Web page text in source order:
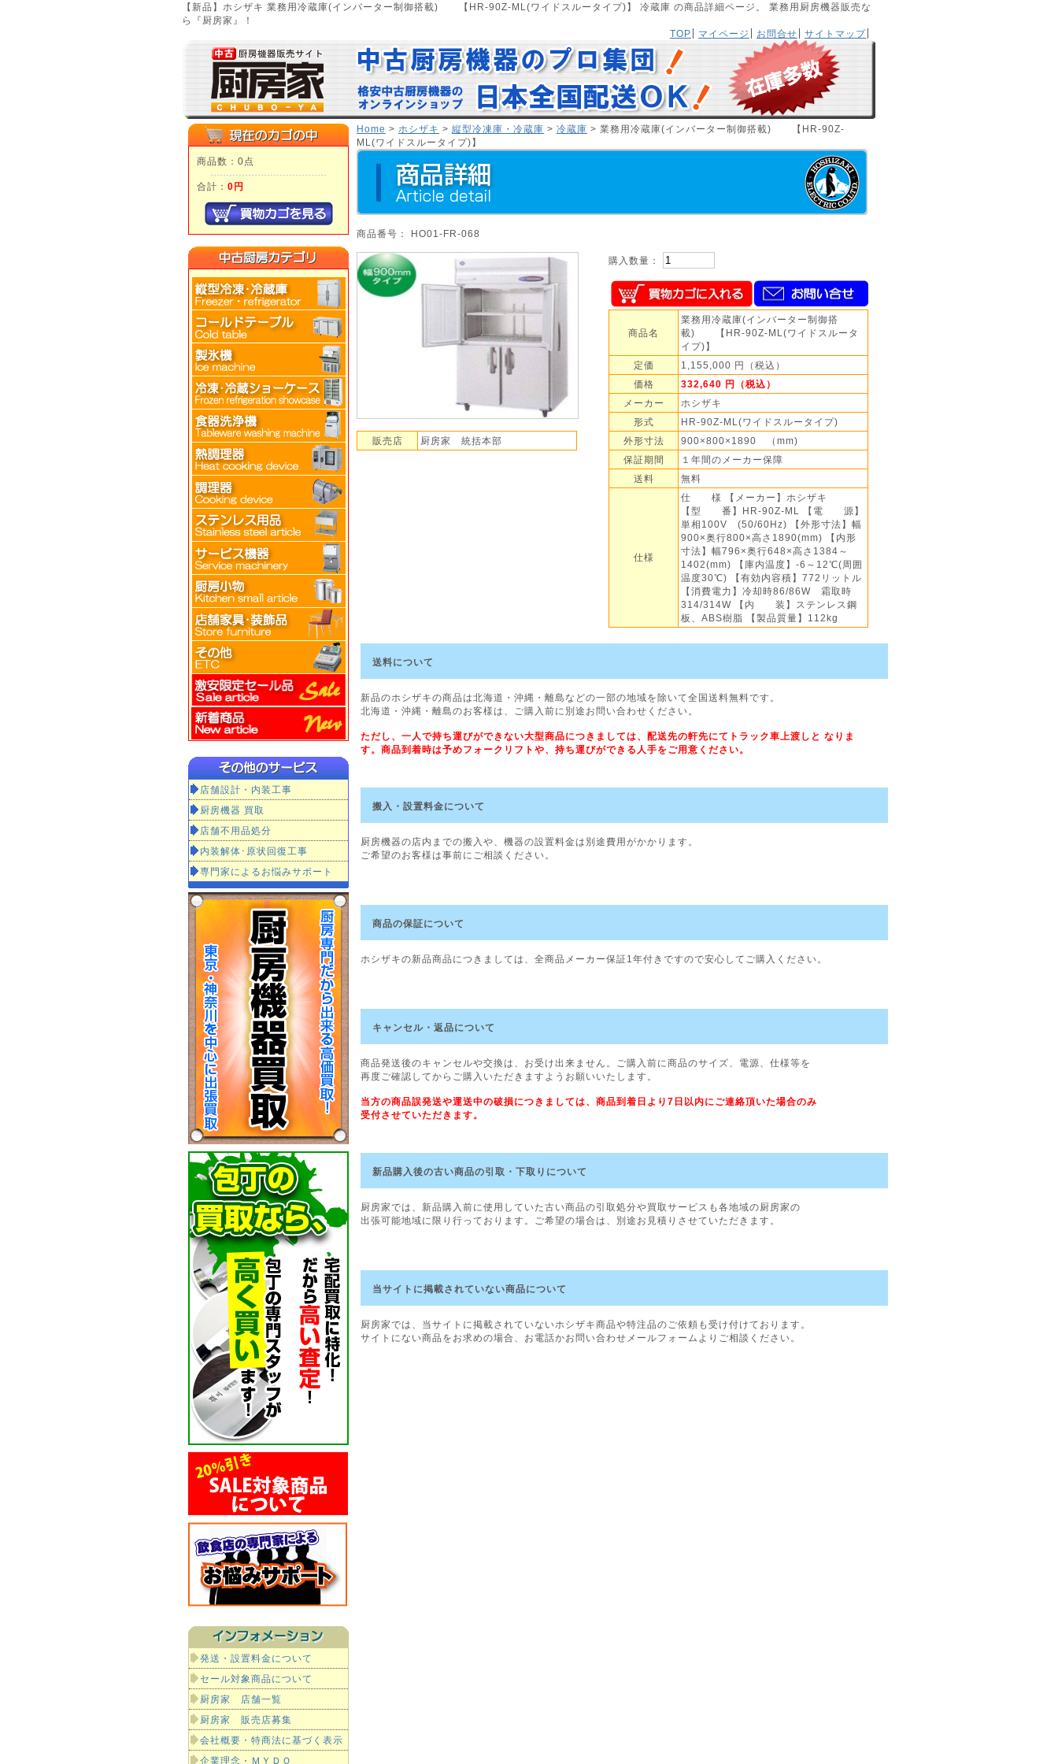
【新品】ホシザキ 業務用冷蔵庫(インバーター制御搭載) 【HR-90Z-ML(ワイドスルータイプ)】 冷蔵庫 の商品詳細ページ。 業務用厨房機器販売な
ら『厨房家』！
TOP
マイページ お問合せ サイトマップ
商品数：0点
合計： 0円
店舗設計・内装工事
厨房機器 買取
店舗不用品処分
内装解体･原状回復工事
専門家によるお悩みサポート
発送・設置料金について
セール対象商品について
厨房家 店舗一覧
厨房家 販売店募集
会社概要・特商法に基づく表示
企業理念・ＭＹＤＯ
Home > ホシザキ > 縦型冷凍庫・冷蔵庫 > 冷蔵庫 > 業務用冷蔵庫(インバーター制御搭載) 【HR-90Z-
ML(ワイドスルータイプ)】
商品番号： HO01-FR-068
販売店 厨房家 統括本部
購入数量：
商品名
業務用冷蔵庫(インバーター制御搭
載) 【HR-90Z-ML(ワイドスルータ
イプ)】
定価
1,155,000 円（税込）
価格
332,640 円（税込）
メーカー
ホシザキ
形式
HR-90Z-ML(ワイドスルータイプ)
外形寸法
900×800×1890 （mm)
保証期間
１年間のメーカー保障
送料
無料
仕様
仕 様 【メーカー】ホシザキ
【型 番】HR-90Z-ML 【電 源】
単相100V (50/60Hz) 【外形寸法】幅
900×奥行800×高さ1890(mm) 【内形
寸法】幅796×奥行648×高さ1384～
1402(mm) 【庫内温度】-6～12℃(周囲
温度30℃) 【有効内容積】772リットル
【消費電力】冷却時86/86W 霜取時
314/314W 【内 装】ステンレス鋼
板、ABS樹脂 【製品質量】112kg
送料について
新品のホシザキの商品は北海道・沖縄・離島などの一部の地域を除いて全国送料無料です。
北海道・沖縄・離島のお客様は、ご購入前に別途お問い合わせください。
ただし、一人で持ち運びができない大型商品につきましては、配送先の軒先にてトラック車上渡しと なりま
す。商品到着時は予めフォークリフトや、持ち運びができる人手をご用意ください。
搬入・設置料金について
厨房機器の店内までの搬入や、機器の設置料金は別途費用がかかります。
ご希望のお客様は事前にご相談ください。
商品の保証について
ホシザキの新品商品につきましては、全商品メーカー保証1年付きですので安心してご購入ください。
キャンセル・返品について
商品発送後のキャンセルや交換は、お受け出来ません。ご購入前に商品のサイズ、電源、仕様等を
再度ご確認してからご購入いただきますようお願いいたします。
当方の商品誤発送や運送中の破損につきましては、商品到着日より7日以内にご連絡頂いた場合のみ
受付させていただきます。
新品購入後の古い商品の引取・下取りについて
厨房家では、新品購入前に使用していた古い商品の引取処分や買取サービスも各地域の厨房家の
出張可能地域に限り行っております。ご希望の場合は、別途お見積りさせていただきます。
当サイトに掲載されていない商品について
厨房家では、当サイトに掲載されていないホシザキ商品や特注品のご依頼も受け付けております。
サイトにない商品をお求めの場合、お電話かお問い合わせメールフォームよりご相談ください。